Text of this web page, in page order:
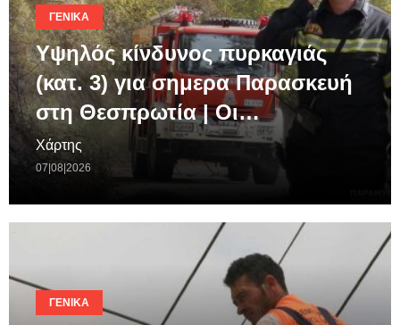
ΓΕΝΙΚΆ
Υψηλός κίνδυνος πυρκαγιάς
(κατ. 3) για σημερα Παρασκευή
στη Θεσπρωτία | Οι…
Χάρτης
07|08|2026
ΓΕΝΙΚΆ